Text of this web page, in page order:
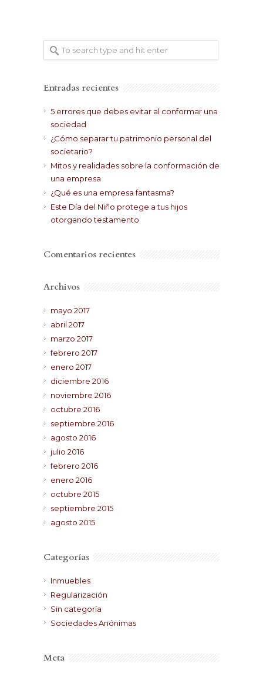
Entradas recientes
5 errores que debes evitar al conformar una
sociedad
¿Cómo separar tu patrimonio personal del
societario?
Mitos y realidades sobre la conformación de
una empresa
¿Qué es una empresa fantasma?
Este Día del Niño protege a tus hijos
otorgando testamento
Comentarios recientes
Archivos
mayo 2017
abril 2017
marzo 2017
febrero 2017
enero 2017
diciembre 2016
noviembre 2016
octubre 2016
septiembre 2016
agosto 2016
julio 2016
febrero 2016
enero 2016
octubre 2015
septiembre 2015
agosto 2015
Categorías
Inmuebles
Regularización
Sin categoría
Sociedades Anónimas
Meta